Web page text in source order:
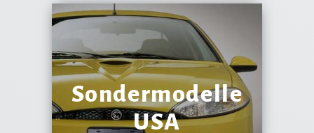
Sondermodelle
USA